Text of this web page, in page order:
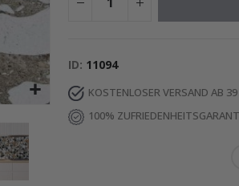
ID 11094
KOSTENLOSER VERSAND AB
100%